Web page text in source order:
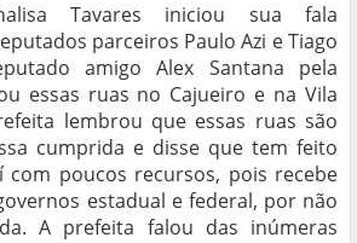
Tavares iniciou sua fala
parceiros Paulo Azi e Tiago
amigo Alex Santana pela
essas ruas no Cajueiro e na Vila
lembrou que essas ruas são
cumprida e disse que tem feito
poucos recursos, pois recebe
estadual e federal, por não
A prefeita falou das inúmeras